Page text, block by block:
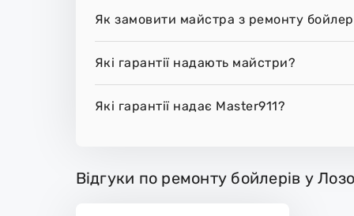
Як замовити майстра з ремонту
Які гарантії надають майстри?
Які гарантії надає Master911?
Відгуки по ремонту бойлерів у